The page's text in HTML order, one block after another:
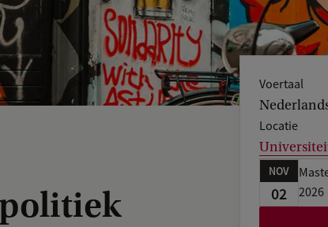
Voertaal
Locatie
NOV
02
2026